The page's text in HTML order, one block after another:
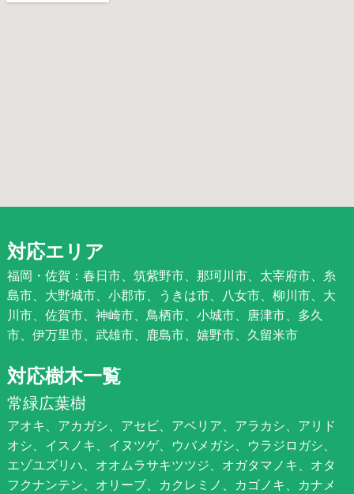
対応エリア
福岡・佐賀：春日市、筑紫野市、那珂川市、太宰府市、糸
島市、大野城市、小郡市、うきは市、八女市、柳川市、大
川市、佐賀市、神崎市、鳥栖市、小城市、唐津市、多久
市、伊万里市、武雄市、鹿島市、嬉野市、久留米市
対応樹木一覧
常緑広葉樹
アオキ、アカガシ、アセビ、アベリア、アラカシ、アリド
オシ、イスノキ、イヌツゲ、ウバメガシ、ウラジロガシ、
エゾユズリハ、オオムラサキツツジ、オガタマノキ、オタ
フクナンテン、オリーブ、カクレミノ、カゴノキ、カナメ